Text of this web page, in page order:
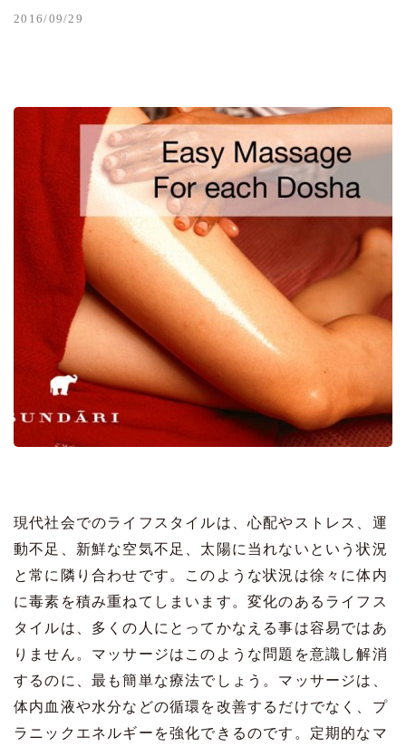
2016/09/29
現代社会でのライフスタイルは、心配やストレス、運
動不足、新鮮な空気不足、太陽に当れないという状況
と常に隣り合わせです。このような状況は徐々に体内
に毒素を積み重ねてしまいます。変化のあるライフス
タイルは、多くの人にとってかなえる事は容易ではあ
りません。マッサージはこのような問題を意識し解消
するのに、最も簡単な療法でしょう。マッサージは、
体内血液や水分などの循環を改善するだけでなく、プ
ラニックエネルギーを強化できるのです。定期的なマ